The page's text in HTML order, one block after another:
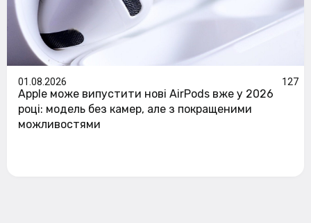
01.08.2026 127
Apple може випустити нові AirPods вже у 2026
році: модель без камер, але з покращеними
можливостями